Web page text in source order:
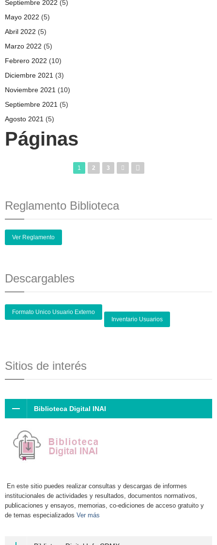
Septiembre 2022 (5)
Mayo 2022 (5)
Abril 2022 (5)
Marzo 2022 (5)
Febrero 2022 (10)
Diciembre 2021 (3)
Noviembre 2021 (10)
Septiembre 2021 (5)
Agosto 2021 (5)
Páginas
1 2 3
Reglamento Biblioteca
Ver Reglamento
Descargables
Formato Unico Usuario Externo
Inventario Usuarios
Sitios de interés
Biblioteca Digital INAI
En este sitio puedes realizar consultas y descargas de informes
institucionales de actividades y resultados, documentos normativos,
publicaciones y ensayos, memorias, co-ediciones de acceso gratuito y
de temas especializados Ver más